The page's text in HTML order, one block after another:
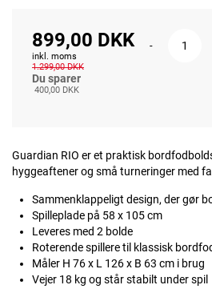
899,00 DKK
inkl. moms
1.299,00 DKK
Du sparer
400,00 DKK
-
Guardian RIO er et praktisk
hyggeaftener og små turneringer med
Sammenklappeligt design, der gør
Spilleplade på 58 x 105 cm
Leveres med 2 bolde
Roterende spillere til klassisk
Måler H 76 x L 126 x B 63 cm i brug
Vejer 18 kg og står stabilt under spil